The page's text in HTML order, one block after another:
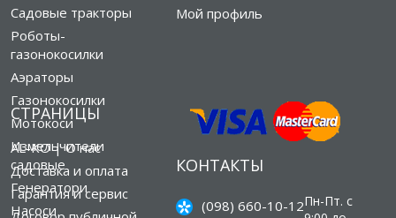
Садовые тракторы
Роботы-
газонокосилки
Аэраторы
Газонокосилки
Мотокоси
Измельчители
садовые
Генератори
Насоси
СТРАНИЦЫ
AL-KO | О нас
Доставка и оплата
Гарантия и сервис
Мой профиль
КОНТАКТЫ
(098) 660-10-12Пн-Пт. с